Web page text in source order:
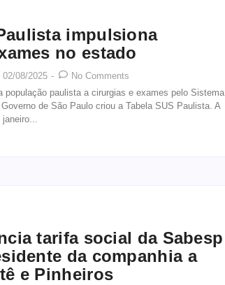
impulsiona
no estado
02/08/2025 -
No Comments
população paulista a cirurgias e exames pelo Sistema
de São Paulo criou a Tabela SUS Paulista. A
tarifa social da Sabesp
da companhia a
e Pinheiros